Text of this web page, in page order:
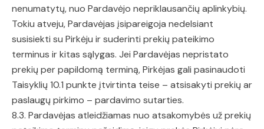
nenumatytų, nuo Pardavėjo nepriklausančių aplinkybių.
Tokiu atveju, Pardavėjas įsipareigoja nedelsiant
susisiekti su Pirkėju ir suderinti prekių pateikimo
terminus ir kitas sąlygas. Jei Pardavėjas nepristato
prekių per papildomą terminą, Pirkėjas gali pasinaudoti
Taisyklių 10.1 punkte įtvirtinta teise – atsisakyti prekių ar
paslaugų pirkimo – pardavimo sutarties.
8.3. Pardavėjas atleidžiamas nuo atsakomybės už prekių